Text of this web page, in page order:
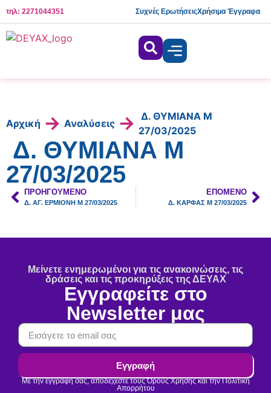
τηλ: 2271044351 Συχνές ΕρωτήσειςΧρήσιμα Έγγραφα
Αρχική → Αναλύσεις → Δ. ΘΥΜΙΑΝΑ Μ
27/03/2025
Δ. ΘΥΜΙΑΝΑ Μ
27/03/2025
ΠΡΟΗΓΟΎΜΕΝΟ
Δ. ΑΓ. ΕΡΜΙΟΝΗ Μ 27/03/2025
ΕΠΌΜΕΝΟ
Δ. ΚΑΡΦΑΣ Μ 27/03/2025
Μείνετε ενημερωμένοι για τις ανακοινώσεις, τις
δράσεις και τις προκηρύξεις της ΔΕΥΑΧ
Εγγραφείτε στο
Newsletter μας
Εγγραφή
Με την εγγραφή σας, αποδέχεστε τους Όρους Χρήσης και την Πολιτική
Απορρήτου